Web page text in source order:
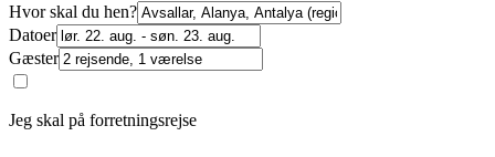
Hvor skal du hen?
Datoer
Gæster
Jeg skal på forretningsrejse